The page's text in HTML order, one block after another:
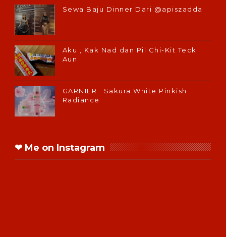
Sewa Baju Dinner Dari @apiszadda
Aku , Kak Nad dan Pil Chi-Kit Teck
Aun
GARNIER : Sakura White Pinkish
Radiance
❤ Me on Instagram